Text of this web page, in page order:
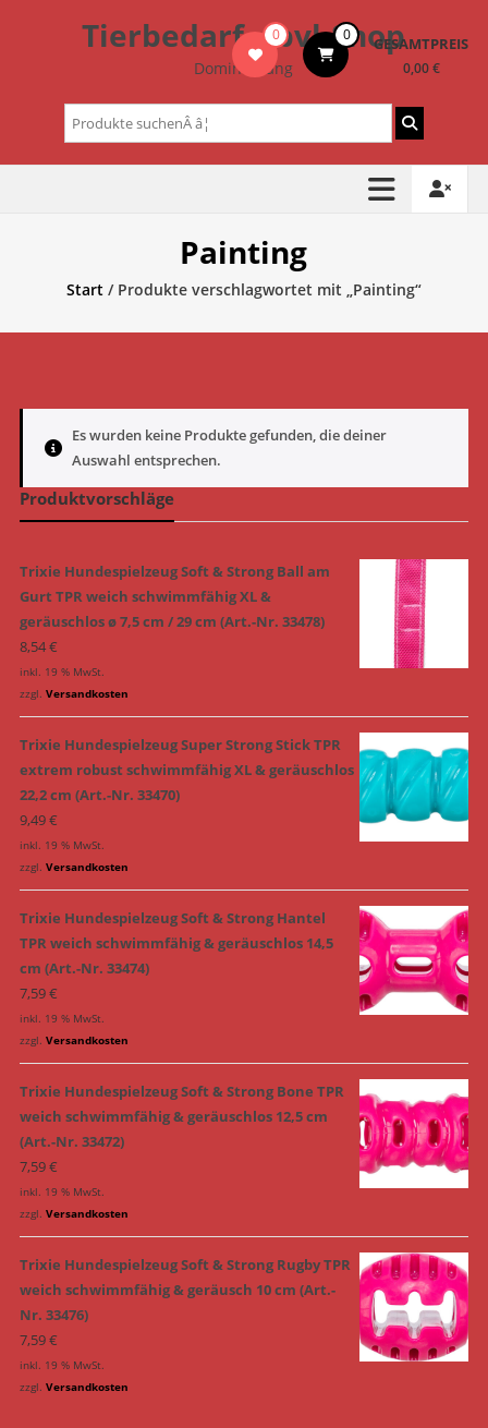
Tierbedarf – bvl-Shop
Dominik Lang
0 0 GESAMTPREIS
0,00 €
Suchen
nach:
Painting
Start/ Produkte verschlagwortet mit „Painting“
Es wurden keine Produkte gefunden, die deiner
Auswahl entsprechen.
Produktvorschläge
Trixie Hundespielzeug Soft & Strong Ball am
Gurt TPR weich schwimmfähig XL &
geräuschlos ø 7,5 cm / 29 cm (Art.-Nr. 33478)
8,54€
inkl. 19 % MwSt.
zzgl. Versandkosten
Trixie Hundespielzeug Super Strong Stick TPR
extrem robust schwimmfähig XL & geräuschlos
22,2 cm (Art.-Nr. 33470)
9,49€
inkl. 19 % MwSt.
zzgl. Versandkosten
Trixie Hundespielzeug Soft & Strong Hantel
TPR weich schwimmfähig & geräuschlos 14,5
cm (Art.-Nr. 33474)
7,59€
inkl. 19 % MwSt.
zzgl. Versandkosten
Trixie Hundespielzeug Soft & Strong Bone TPR
weich schwimmfähig & geräuschlos 12,5 cm
(Art.-Nr. 33472)
7,59€
inkl. 19 % MwSt.
zzgl. Versandkosten
Trixie Hundespielzeug Soft & Strong Rugby TPR
weich schwimmfähig & geräusch 10 cm (Art.-
Nr. 33476)
7,59€
inkl. 19 % MwSt.
zzgl. Versandkosten